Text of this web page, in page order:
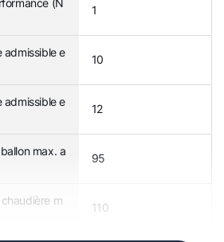
(N
1
admissible e
10
admissible e
12
max. a
95
m
110